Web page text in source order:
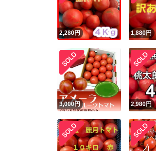
2,280円 1,880円
3,000円 2,980円